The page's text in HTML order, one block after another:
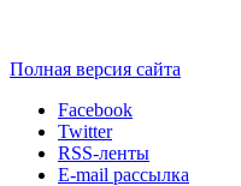
Полная версия сайта
Facebook
Twitter
RSS-ленты
E-mail рассылка